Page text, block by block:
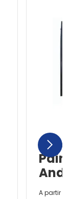
A partir
chevron_right